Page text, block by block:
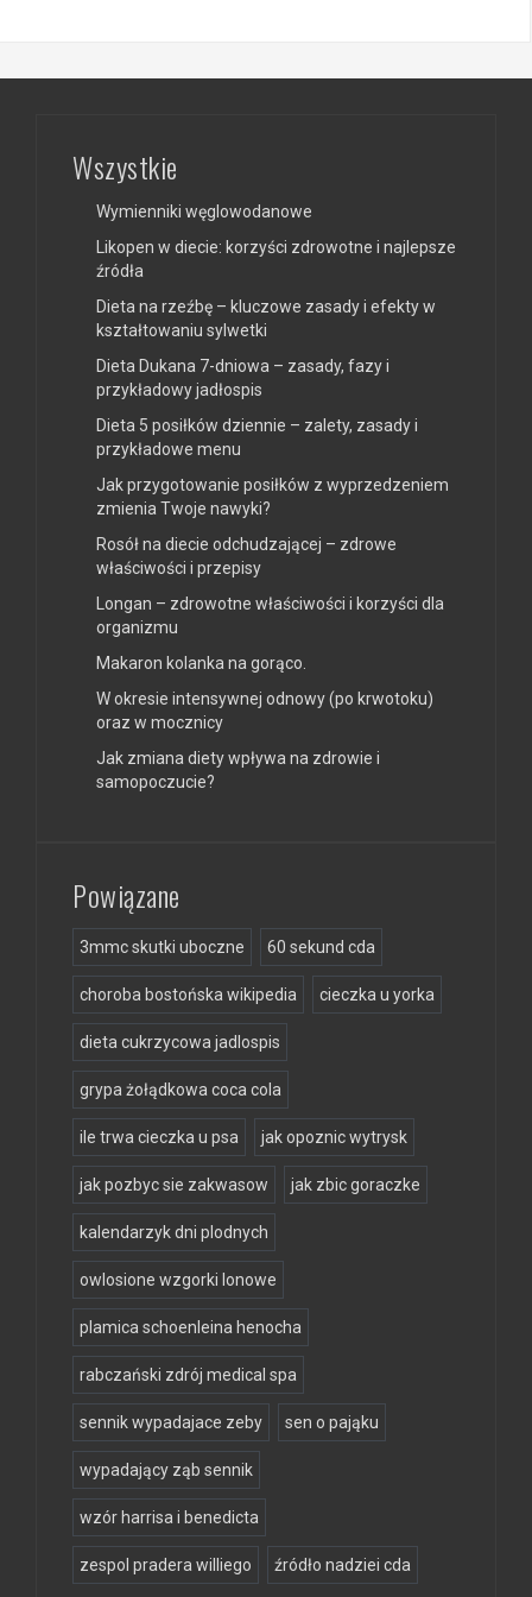
Wszystkie
Wymienniki węglowodanowe
Likopen w diecie: korzyści zdrowotne i najlepsze
źródła
Dieta na rzeźbę – kluczowe zasady i efekty w
kształtowaniu sylwetki
Dieta Dukana 7-dniowa – zasady, fazy i
przykładowy jadłospis
Dieta 5 posiłków dziennie – zalety, zasady i
przykładowe menu
Jak przygotowanie posiłków z wyprzedzeniem
zmienia Twoje nawyki?
Rosół na diecie odchudzającej – zdrowe
właściwości i przepisy
Longan – zdrowotne właściwości i korzyści dla
organizmu
Makaron kolanka na gorąco.
W okresie intensywnej odnowy (po krwotoku)
oraz w mocznicy
Jak zmiana diety wpływa na zdrowie i
samopoczucie?
Powiązane
3mmc skutki uboczne 60 sekund cda
choroba bostońska wikipedia cieczka u yorka
dieta cukrzycowa jadlospis
grypa żołądkowa coca cola
ile trwa cieczka u psa jak opoznic wytrysk
jak pozbyc sie zakwasow jak zbic goraczke
kalendarzyk dni plodnych
owlosione wzgorki lonowe
plamica schoenleina henocha
rabczański zdrój medical spa
sennik wypadajace zeby sen o pająku
wypadający ząb sennik
wzór harrisa i benedicta
zespol pradera williego źródło nadziei cda